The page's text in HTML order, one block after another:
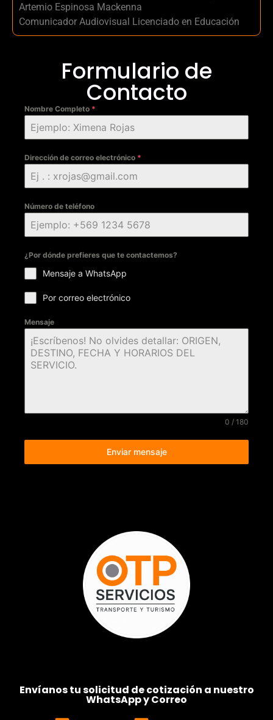
Artemio Espinosa Mackenna
Comunicador Audiovisual Licenciado en Educación
Formulario de
Contacto
Nombre Completo *
Dirección de correo electrónico *
Número de teléfono
¿Por dónde prefieres que te contactemos?
Mensaje a WhatsApp
Por correo electrónico
Mensaje
0 / 180
Enviar mensaje
Envíanos tu solicitud de cotización a nuestro
WhatsApp y Correo